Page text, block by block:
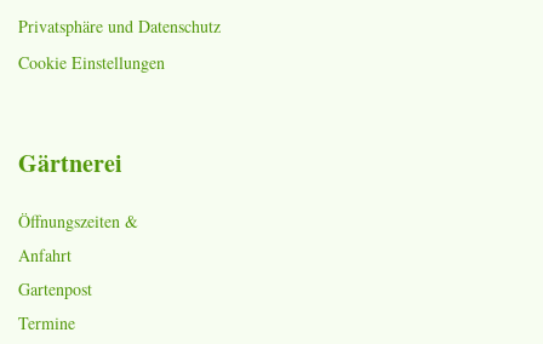
Privatsphäre und Datenschutz
Cookie Einstellungen
Gärtnerei
Öffnungszeiten &
Anfahrt
Gartenpost
Termine